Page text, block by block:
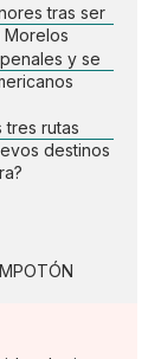
tras ser
Morelos
y se
tres rutas
destinos